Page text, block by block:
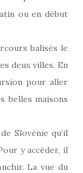
ou en début
balisés le
deux villes. En
pour aller
belles maisons
Slovénie qu’il
y accéder, il
La vue du